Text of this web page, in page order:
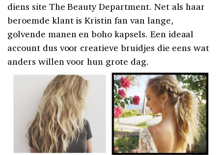
diens site The Beauty Department. Net als haar
beroemde klant is Kristin fan van lange,
golvende manen en boho kapsels. Een ideaal
account dus voor creatieve bruidjes die eens wat
anders willen voor hun grote dag.